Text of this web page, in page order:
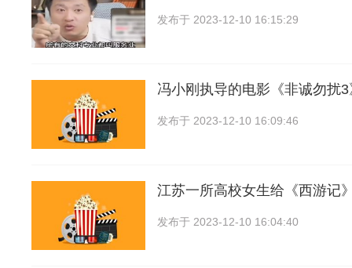
发布于 2023-12-10 16:15:29
冯小刚执导的电影《非诚勿扰
发布于 2023-12-10 16:09:46
江苏一所高校女生给《西游记
发布于 2023-12-10 16:04:40